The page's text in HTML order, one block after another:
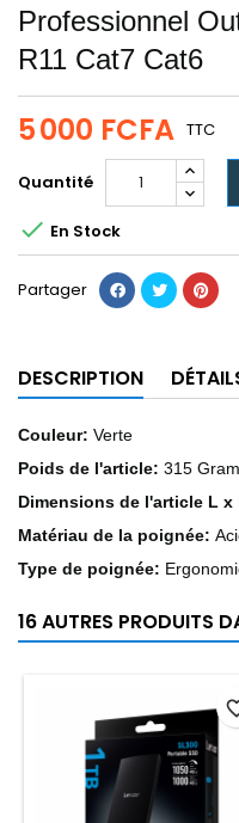
Professionnel
R11 Cat7 Cat6
5 000 FCFA TTC
Quantité
 En Stock
Partager
DESCRIPTION
Couleur: Verte
Poids de l'article: 315
Dimensions de l'article L x
Matériau de la poignée:
Type de poignée:
16 AUTRES PRODUITS